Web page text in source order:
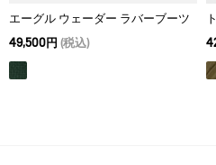
エーグル ウェーダー ラバーブーツ
49,500円 (税込)